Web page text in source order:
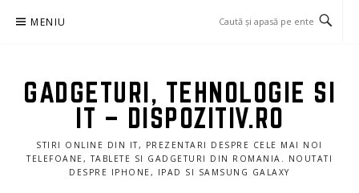
MENIU
GADGETURI, TEHNOLOGIE SI
IT – DISPOZITIV.RO
STIRI ONLINE DIN IT, PREZENTARI DESPRE CELE MAI NOI
TELEFOANE, TABLETE SI GADGETURI DIN ROMANIA. NOUTATI
DESPRE IPHONE, IPAD SI SAMSUNG GALAXY